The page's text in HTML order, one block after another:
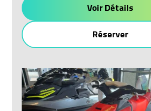
Voir Détails
Réserver